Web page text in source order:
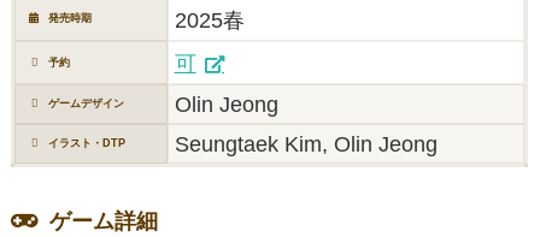
発売時期 2025春
予約 可
ゲームデザイン Olin Jeong
イラスト・DTP Seungtaek Kim, Olin Jeong
ゲーム詳細